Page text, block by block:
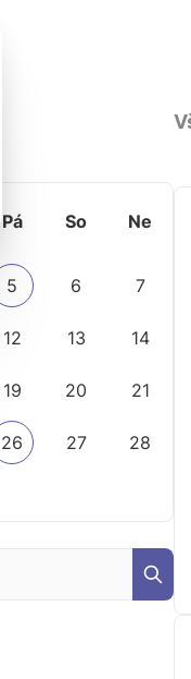
Pá So Ne
5 6 7
12 13 14
19 20 21
26 27 28